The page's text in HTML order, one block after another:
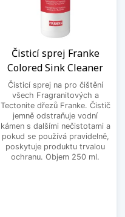
Čisticí sprej Franke
Colored Sink Cleaner
Čisticí sprej na pro čištění
všech Fragranitových a
Tectonite dřezů Franke. Čistič
jemně odstraňuje vodní
kámen s dalšími nečistotami a
pokud se používá pravidelně,
poskytuje produktu trvalou
ochranu. Objem 250 ml.